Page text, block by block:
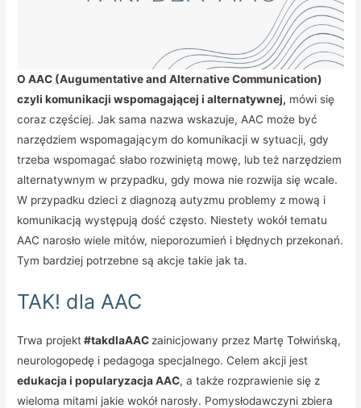
O AAC (Augumentative and Alternative Communication)
czyli komunikacji wspomagającej i alternatywnej, mówi się
coraz częściej. Jak sama nazwa wskazuje, AAC może być
narzędziem wspomagającym do komunikacji w sytuacji, gdy
trzeba wspomagać słabo rozwiniętą mowę, lub też narzędziem
alternatywnym w przypadku, gdy mowa nie rozwija się wcale.
W przypadku dzieci z diagnozą autyzmu problemy z mową i
komunikacją występują dość często. Niestety wokół tematu
AAC narosło wiele mitów, nieporozumień i błędnych przekonań.
Tym bardziej potrzebne są akcje takie jak ta.
TAK! dla AAC
Trwa projekt#takdlaAAC zainicjowany przez Martę Tołwińską,
neurologopedę i pedagoga specjalnego. Celem akcji jest
edukacja i popularyzacja AAC, a także rozprawienie się z
wieloma mitami jakie wokół narosły. Pomysłodawczyni zbiera